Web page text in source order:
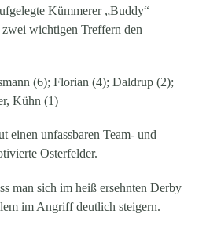
Kümmerer „Buddy“
wichtigen Treffern den
(6); Florian (4); Daldrup (2);
Kühn (1)
einen unfassbaren Team- und
Osterfelder.
man sich im heiß ersehnten Derby
im Angriff deutlich steigern.